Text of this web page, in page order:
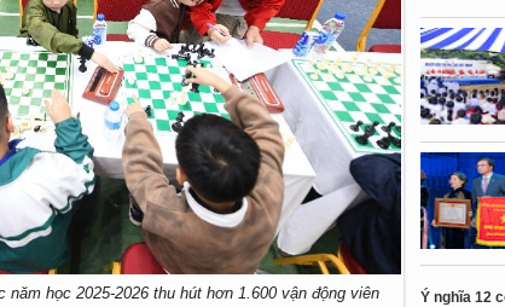
học 2025-2026 thu hút hơn 1.600 vận động viên
Ý nghĩa 12